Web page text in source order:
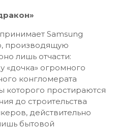
Samsung
производящую
лишь отчасти:
«дочка» огромного
конгломерата
которого простираются
до строительства
действительно
бытовой